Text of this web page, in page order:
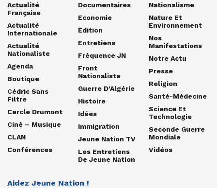
Actualité
Française
Actualité
Internationale
Actualité
Nationaliste
Agenda
Boutique
Cédric Sans
Filtre
Cercle Drumont
Ciné – Musique
CLAN
Conférences
Documentaires
Economie
Édition
Entretiens
Fréquence JN
Front
Nationaliste
Guerre D'Algérie
Histoire
Idées
Immigration
Jeune Nation TV
Les Entretiens
De Jeune Nation
Nationalisme
Nature Et
Environnement
Nos
Manifestations
Notre Actu
Presse
Religion
Santé-Médecine
Science Et
Technologie
Seconde Guerre
Mondiale
Vidéos
Aidez Jeune Nation !